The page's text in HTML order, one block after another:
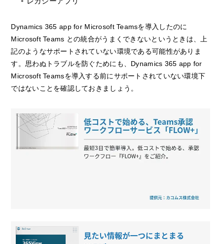
Dynamics 365 app for Microsoft Teamsを導入したのに
Microsoft Teams との統合がうまくできないというときは、上
記のようなサポートされていない環境である可能性がありま
す。思わぬトラブルを防ぐためにも、Dynamics 365 app for
Microsoft Teamsを導入する前にサポートされていない環境下
ではないことを確認しておきましょう。